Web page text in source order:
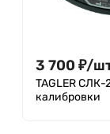
3 700 ₽/
TAGLER СЛК-
калибровки